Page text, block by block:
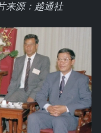
来源：越通社